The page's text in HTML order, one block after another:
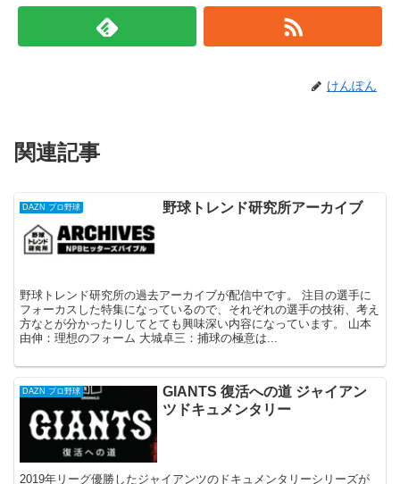
けんぽん
関連記事
DAZN プロ野球 野球トレンド研究所アーカイブ
野球トレンド研究所の過去アーカイブが配信中です。 注目の選手に
フォーカスした特集になっているので、それぞれの選手の技術、考え
方なとが分かったりしてとても興味深い内容になっています。 山本
由伸：理想のフォーム 大城卓三：捕球の極意は...
DAZN プロ野球
GIANTS 復活への道 ジャイアン
ツドキュメンタリー
2019年リーグ優勝したジャイアンツのドキュメンタリーシリーズが